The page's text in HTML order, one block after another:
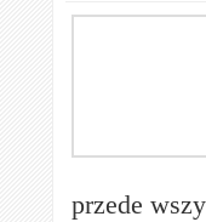
przede